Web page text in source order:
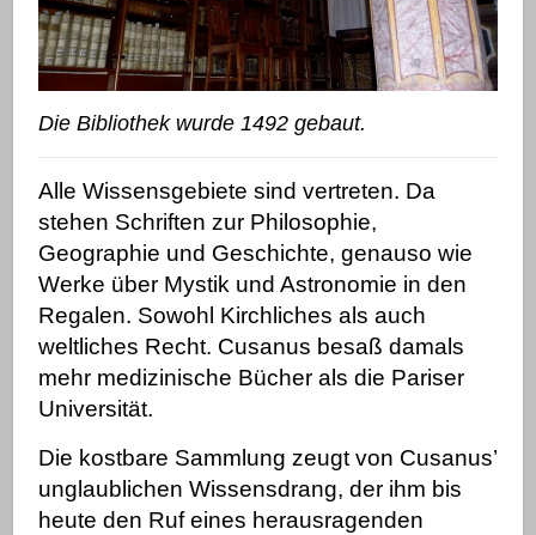
Die Bibliothek wurde 1492 gebaut.
Alle Wissensgebiete sind vertreten. Da
stehen Schriften zur Philosophie,
Geographie und Geschichte, genauso wie
Werke über Mystik und Astronomie in den
Regalen. Sowohl Kirchliches als auch
weltliches Recht. Cusanus besaß damals
mehr medizinische Bücher als die Pariser
Universität.
Die kostbare Sammlung zeugt von Cusanus’
unglaublichen Wissensdrang, der ihm bis
heute den Ruf eines herausragenden